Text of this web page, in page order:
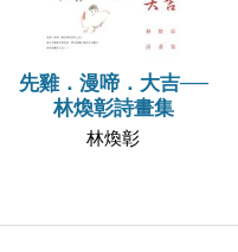
先雞．漫啼．大吉──
林煥彰詩畫集
林煥彰